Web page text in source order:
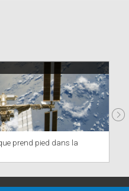
prend pied dans la